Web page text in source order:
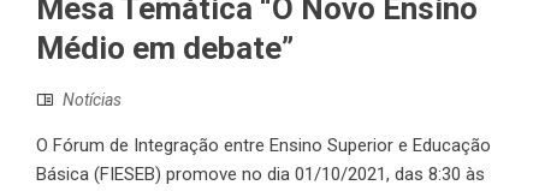
Mesa Temática “O Novo Ensino
Médio em debate”
Notícias
O Fórum de Integração entre Ensino Superior e Educação
Básica (FIESEB) promove no dia 01/10/2021, das 8:30 às